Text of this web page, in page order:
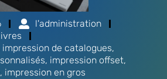
l'administration
impression de catalogues,
, impression offset,
, impression en gros